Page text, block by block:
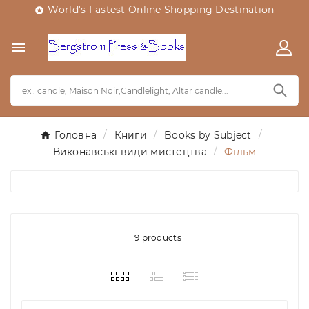
 World's Fastest Online Shopping Destination

Головна Книги
Books by Subject
Виконавські види мистецтва
Фільм
9 products